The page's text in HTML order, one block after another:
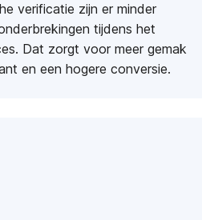
verificatie zijn er minder
tijdens het
Dat zorgt voor meer gemak
en een hogere conversie.